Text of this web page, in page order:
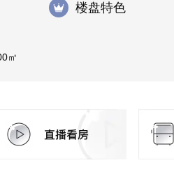
㎡
楼盘特色